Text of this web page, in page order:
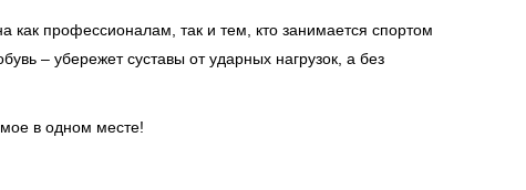
как профессионалам, так и тем, кто занимается спортом
– убережет суставы от ударных нагрузок, а без
в одном месте!